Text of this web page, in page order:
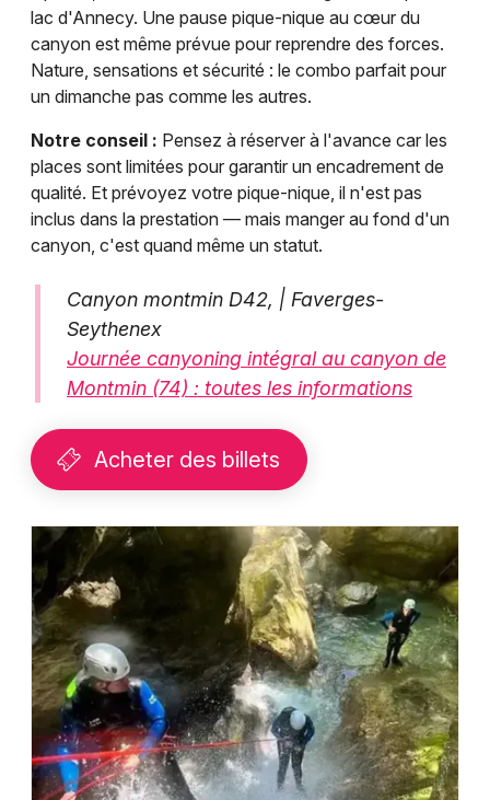
lac d'Annecy. Une pause pique-nique au cœur du
canyon est même prévue pour reprendre des forces.
Nature, sensations et sécurité : le combo parfait pour
un dimanche pas comme les autres.
Notre conseil : Pensez à réserver à l'avance car les
places sont limitées pour garantir un encadrement de
qualité. Et prévoyez votre pique-nique, il n'est pas
inclus dans la prestation — mais manger au fond d'un
canyon, c'est quand même un statut.
Canyon montmin D42, | Faverges-
Seythenex
Journée canyoning intégral au canyon de
Montmin (74) : toutes les informations
Acheter des billets